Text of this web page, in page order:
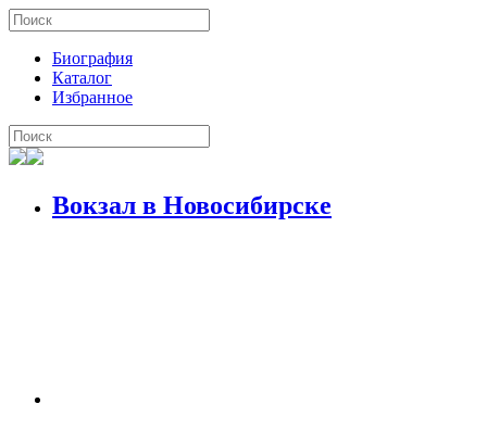
Биография
Каталог
Избранное
Вокзал в Новосибирскe